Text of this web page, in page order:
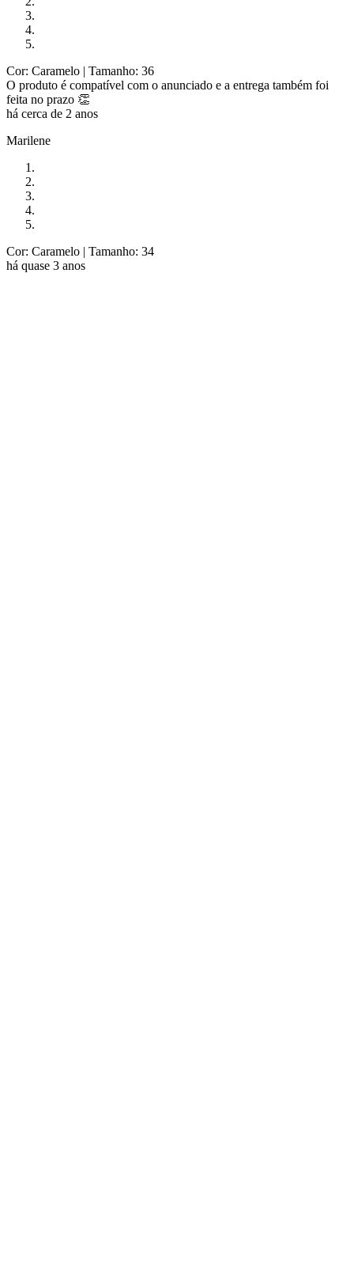
Cor: Caramelo | Tamanho: 36
O produto é compatível com o anunciado e a entrega também foi
feita no prazo 👏
há cerca de 2 anos
Marilene
Cor: Caramelo | Tamanho: 34
há quase 3 anos